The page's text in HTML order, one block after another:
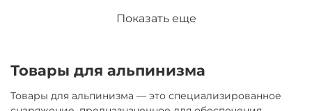
Показать еще
Товары для альпинизма
Товары для альпинизма — это специализированное